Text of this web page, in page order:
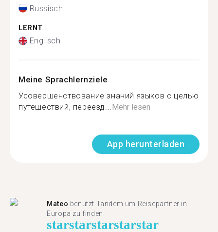
Russisch
LERNT
Englisch
Meine Sprachlernziele
Усовершенствование знаний языков с целью
путешествий, переезд...Mehr lesen
App herunterladen
Mateo benutzt Tandem um Reisepartner in
Europa zu finden.
starstarstarstarstar